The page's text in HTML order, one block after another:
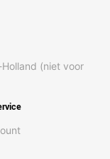
(niet voor